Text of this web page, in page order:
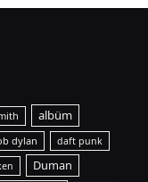
albüm
dylan daft punk
Duman